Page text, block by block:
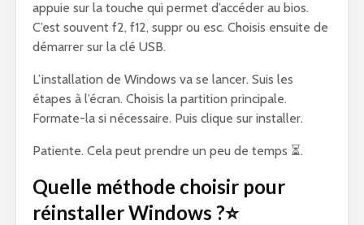
appuie sur la touche qui permet d’accéder au bios.
C’est souvent f2, f12, suppr ou esc. Choisis ensuite de
démarrer sur la clé USB.
L’installation de Windows va se lancer. Suis les
étapes à l’écran. Choisis la partition principale.
Formate-la si nécessaire. Puis clique sur installer.
Patiente. Cela peut prendre un peu de temps ⏳.
Quelle méthode choisir pour
réinstaller Windows ?⭐